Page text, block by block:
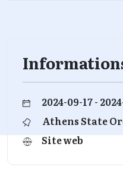
2024-09-17 -
Athens State
Site web